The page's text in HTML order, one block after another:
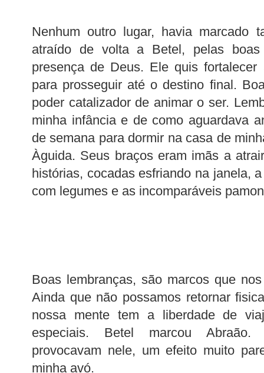
Nenhum outro lugar, havia marcado
atraído de volta a Betel, pelas boas
presença de Deus. Ele quis
para prosseguir até o destino final.
poder catalizador de animar o ser.
minha infância e de como aguardava
de semana para dormir na casa de
Àguida. Seus braços eram imãs a
histórias, cocadas esfriando na janela,
com legumes e as incomparáveis
Boas lembranças, são marcos que
Ainda que não possamos retornar
nossa mente tem a liberdade de
especiais. Betel marcou
provocavam nele, um efeito muito
minha avó.